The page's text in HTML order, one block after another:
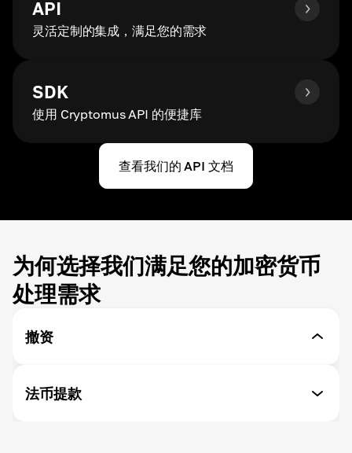
API
灵活定制的集成，满足您的需求
SDK
使用 Cryptomus API 的便捷库
查看我们的 API 文档
为何选择我们满足您的加密货币
处理需求
撤资
方便取款 - Cryptomus 为您提供自定义取款功能。
法币提款